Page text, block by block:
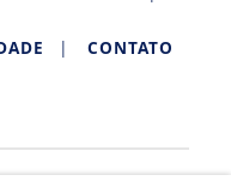
| CONTATO